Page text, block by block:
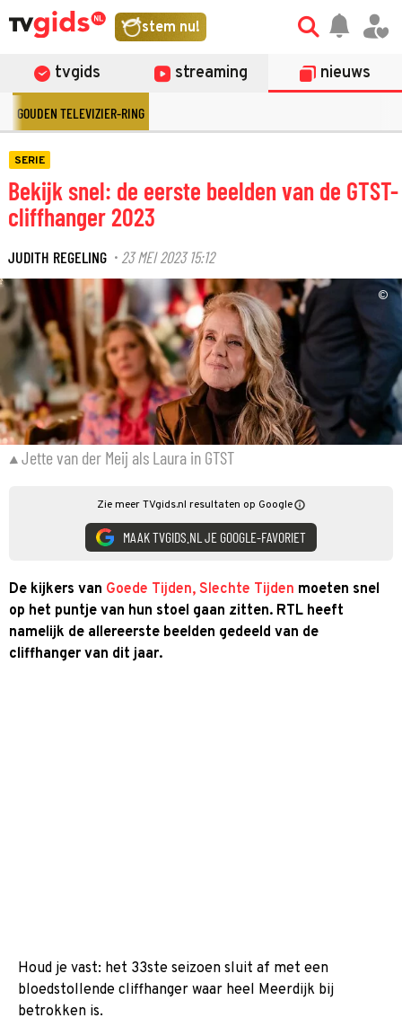
stem nu!
tvgids streaming nieuws
GOUDEN TELEVIZIER-RING
SERIE
Bekijk snel: de eerste beelden van de GTST-
cliffhanger 2023
JUDITH REGELING · 23 MEI 2023 15:12
©
Jette van der Meij als Laura in GTST
Zie meer TVgids.nl resultaten op Google
MAAK TVGIDS.NL JE GOOGLE-FAVORIET
De kijkers van Goede Tijden, Slechte Tijden moeten snel
op het puntje van hun stoel gaan zitten. RTL heeft
namelijk de allereerste beelden gedeeld van de
cliffhanger van dit jaar.
Houd je vast: het 33ste seizoen sluit af met een
bloedstollende cliffhanger waar heel Meerdijk bij
betrokken is.